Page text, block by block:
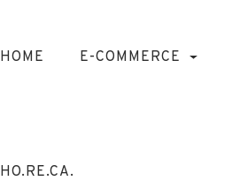
HOME E-COMMERCE
HO.RE.CA.